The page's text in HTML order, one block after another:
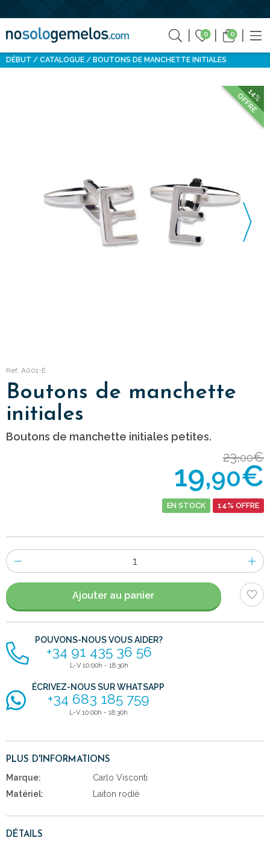
0 0
DÉBUT CATALOGUE BOUTONS DE MANCHETTE INITIALES
14%
OFFRE
Ref: A001-E
Boutons de manchette
initiales
Boutons de manchette initiales petites.
23,00€
19,90€
EN STOCK 14% OFFRE
Nombre
d'items
Ajouter au panier
POUVONS-NOUS VOUS AIDER?
+34 91 435 36 56
L-V 10:00h - 18:30h
ÉCRIVEZ-NOUS SUR WHATSAPP
+34 683 185 759
L-V 10:00h - 18:30h
PLUS D'INFORMATIONS
Marque:
Carlo Visconti
Matériel:
Laiton rodié
DÉTAILS